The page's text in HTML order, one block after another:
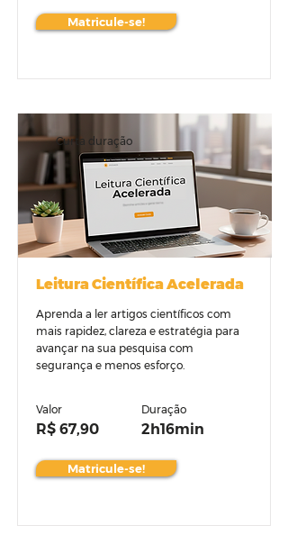
Matricule-se!
Curta duração
Leitura Científica Acelerada
Aprenda a ler artigos científicos com
mais rapidez, clareza e estratégia para
avançar na sua pesquisa com
segurança e menos esforço.
Valor
R$ 67,90
Duração
2h16min
Matricule-se!